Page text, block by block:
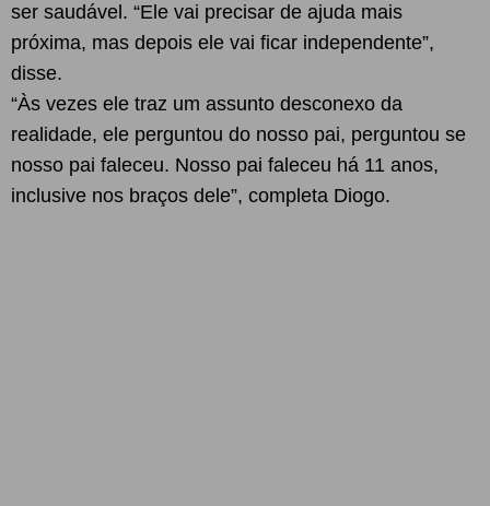
ser saudável. “Ele vai precisar de ajuda mais
próxima, mas depois ele vai ficar independente”,
disse.
“Às vezes ele traz um assunto desconexo da
realidade, ele perguntou do nosso pai, perguntou se
nosso pai faleceu. Nosso pai faleceu há 11 anos,
inclusive nos braços dele”, completa Diogo.